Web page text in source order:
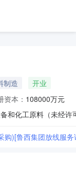
制造
开业
资本： 108000万元
购)[鲁西集团放线服